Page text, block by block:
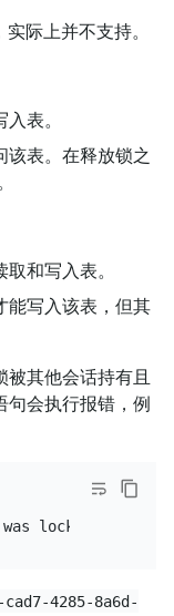
际上并不支持。
表。
该表。在释放锁之
和写入表。
能写入该表，但其
其他会话持有且
句会执行报错，例
was locked
4285-8a6d-